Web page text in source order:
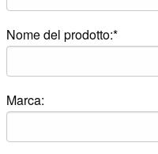
Nome del prodotto:*
Marca: